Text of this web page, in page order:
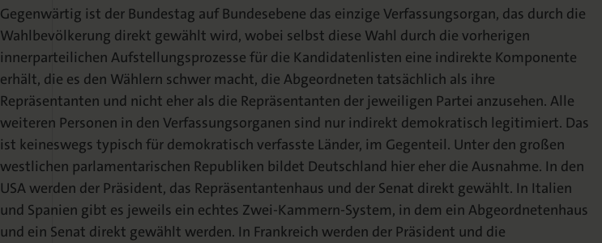
Gegenwärtig ist der Bundestag auf Bundesebene das einzige Verfassungsorgan, das durch die
Wahlbevölkerung direkt gewählt wird, wobei selbst diese Wahl durch die vorherigen
innerparteilichen Aufstellungsprozesse für die Kandidatenlisten eine indirekte Komponente
erhält, die es den Wählern schwer macht, die Abgeordneten tatsächlich als ihre
Repräsentanten und nicht eher als die Repräsentanten der jeweiligen Partei anzusehen. Alle
weiteren Personen in den Verfassungsorganen sind nur indirekt demokratisch legitimiert. Das
ist keineswegs typisch für demokratisch verfasste Länder, im Gegenteil. Unter den großen
westlichen parlamentarischen Republiken bildet Deutschland hier eher die Ausnahme. In den
USA werden der Präsident, das Repräsentantenhaus und der Senat direkt gewählt. In Italien
und Spanien gibt es jeweils ein echtes Zwei-Kammern-System, in dem ein Abgeordnetenhaus
und ein Senat direkt gewählt werden. In Frankreich werden der Präsident und die